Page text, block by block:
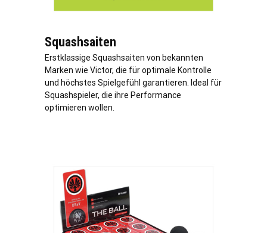
Squashsaiten
Erstklassige Squashsaiten von bekannten
Marken wie Victor, die für optimale Kontrolle
und höchstes Spielgefühl garantieren. Ideal für
Squashspieler, die ihre Performance
optimieren wollen.